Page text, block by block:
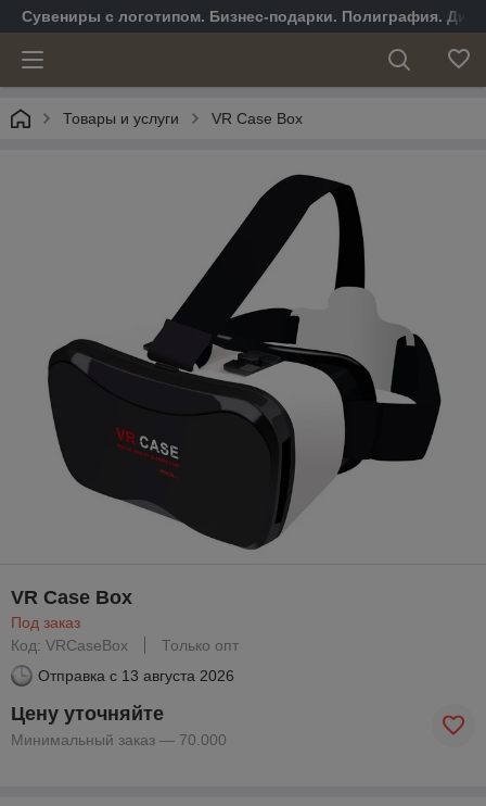
Сувениры с логотипом. Бизнес-подарки. Полиграфия.
Товары и услуги VR Case Box
VR Case Box
Под заказ
Код: VRCaseBox
Только опт
Отправка с 13 августа 2026
Цену уточняйте
Минимальный заказ — 70.000